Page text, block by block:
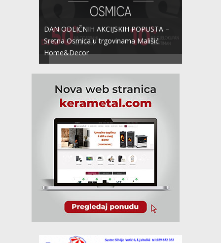
DAN ODLIČNIH AKCIJSKIH POPUSTA –
Sretna Osmica u trgovinama Mališić
Home&Decor